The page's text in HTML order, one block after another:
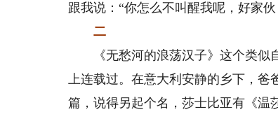
跟我说：“你怎么不叫醒我呢，好家
二
《无愁河的浪荡汉子》这个类似自
上连载过。在意大利安静的乡下，爸
篇，说得另起个名，莎士比亚有《温